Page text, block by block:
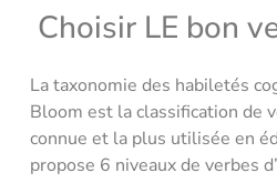
Choisir LE bon
La taxonomie des habiletés
Bloom est la classification de
connue et la plus utilisée en
propose 6 niveaux de verbes